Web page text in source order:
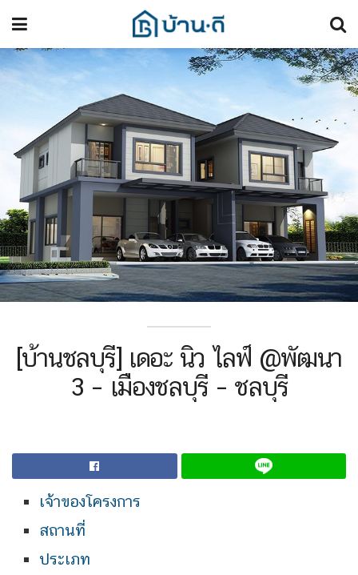
[บ้านชลบุรี] เดอะ นิว ไลฟ์ @พัฒนา
3 – เมืองชลบุรี – ชลบุรี
เจ้าของโครงการ
สถานที่
ประเภท